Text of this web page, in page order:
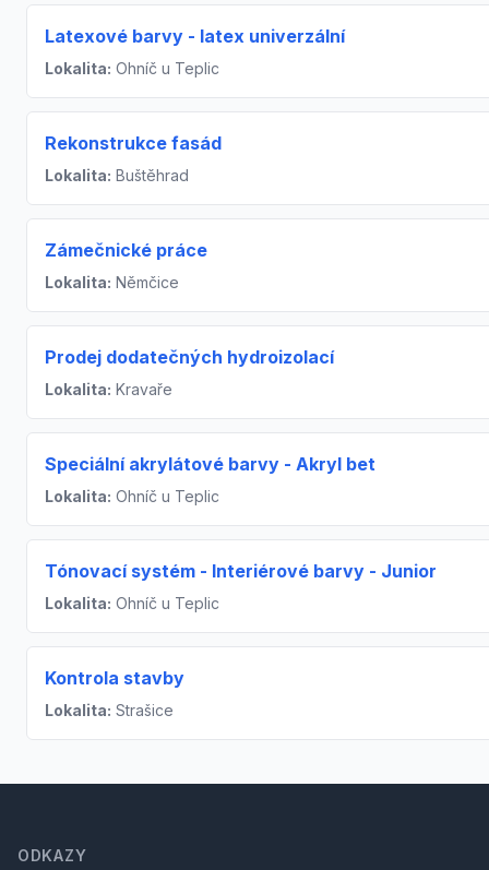
Latexové barvy - latex univerzální
Lokalita: Ohníč u Teplic
Rekonstrukce fasád
Lokalita: Buštěhrad
Zámečnické práce
Lokalita: Němčice
Prodej dodatečných hydroizolací
Lokalita: Kravaře
Speciální akrylátové barvy - Akryl bet
Lokalita: Ohníč u Teplic
Tónovací systém - Interiérové barvy - Junior
Lokalita: Ohníč u Teplic
Kontrola stavby
Lokalita: Strašice
ODKAZY